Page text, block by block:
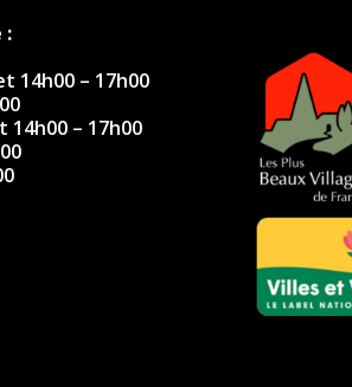
:
14h00 – 17h00
14h00 – 17h00